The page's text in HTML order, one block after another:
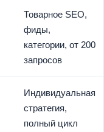
Товарное SEO,
фиды,
категории, от 200
запросов
Индивидуальная
стратегия,
полный цикл